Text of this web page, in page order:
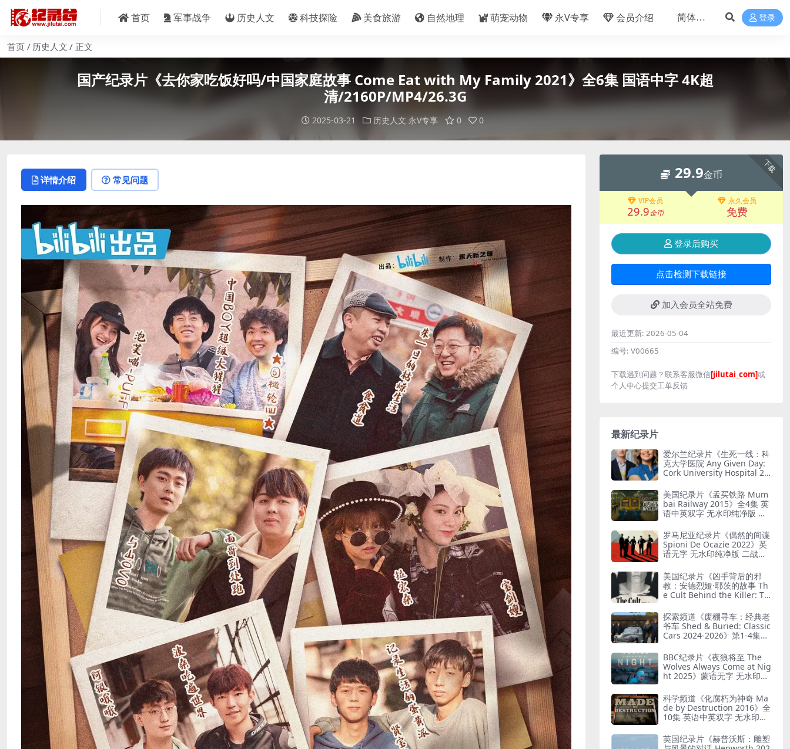
首页 军事战争 历史人文 科技探险 美食旅游 自然地理 萌宠动物 永V专享 会员介绍 登录
首页 历史人文 正文
国产纪录片《去你家吃饭好吗/中国家庭故事 Come Eat with My Family 2021》全6集 国语中字 4K超
清/2160P/MP4/26.3G
2025-03-21 历史人文 永V专享 0 0
详情介绍 常见问题
下载
29.9金币
VIP会员
29.9金币
永久会员
免费
登录后购买
点击检测下载链接
加入会员全站免费
最近更新: 2026-05-04
编号: V00665
下载遇到问题？联系客服微信[jilutai_com]或
个人中心提交工单反馈
最新纪录片
爱尔兰纪录片《生死一线：科
克大学医院 Any Given Day:
Cork University Hospital 20
水印纯净版 爱尔兰医院
美国纪录片《孟买铁路 Mum
bai Railway 2015》全4集 英
语中英双字 无水印纯净版 孟
罗马尼亚纪录片《偶然的间谍
Spioni De Ocazie 2022》英
语无字 无水印纯净版 二战谍
美国纪录片《凶手背后的邪
教：安德烈娅·耶茨的故事 Th
e Cult Behind the Killer: Th
6》全3集 英语中英双字 无水
印纯净版 精神控制
探索频道《废棚寻车：经典老
爷车 Shed & Buried: Classic
Cars 2024-2026》第1-4集全
净版 翻新老爷车
BBC纪录片《夜狼将至 The
Wolves Always Come at Nig
ht 2025》蒙语无字 无水印纯
科学频道《化腐朽为神奇 Ma
de by Destruction 2016》全
10集 英语中英双字 无水印纯
英国纪录片《赫普沃斯：雕塑